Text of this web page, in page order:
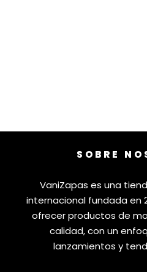
SOBRE
VaniZapas es una
internacional fundada en
ofrecer productos de
calidad, con un
lanzamientos y